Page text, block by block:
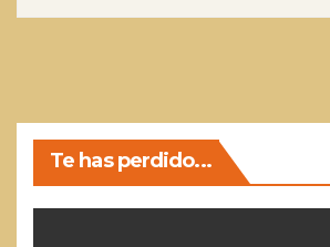
Te has perdido...